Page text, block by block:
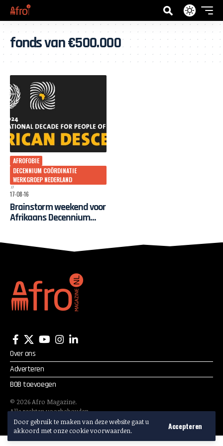
Door gebruik te maken van deze website gaat u
akkoord met onze cookie voorwaarden.
Accepteren
fonds van €500.000
AFROFOBIE
DECENNIUM COÖRDINATIE
WERKGROEP NEDERLAND
17-08-16
Brainstorm weekend voor
Afrikaans Decennium
Over ons
Adverteren
BOB toevoegen
© 2026Afro Magazine.
Alle rechten voorbehouden.
Adverteren? Mail:info@afromagazine.nl